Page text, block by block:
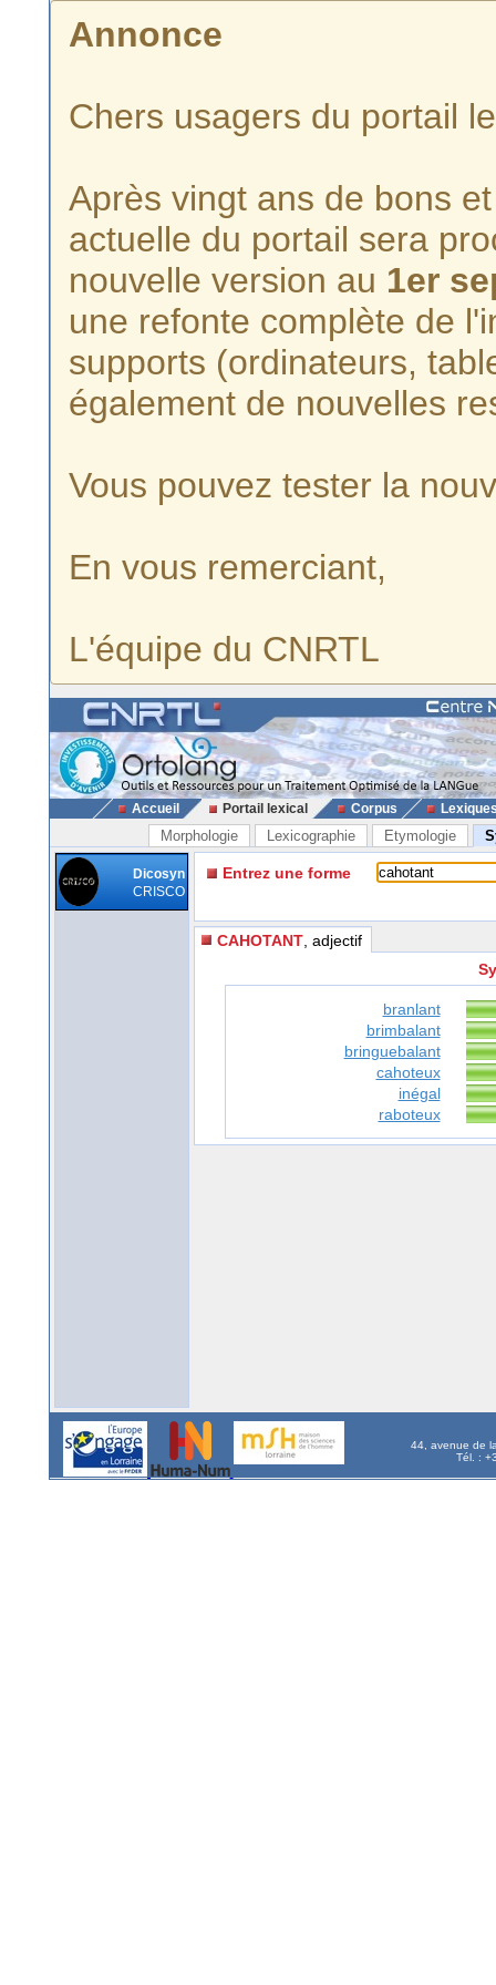
Annonce
Chers usagers du portail
Après vingt ans de bons
actuelle du portail sera
nouvelle version au 1er
une refonte complète de
supports (ordinateurs,
également de nouvelles
Vous pouvez tester la
En vous remerciant,
L'équipe du CNRTL
Accueil Portail lexical Corpus
Morphologie Lexicographie Etymologie
Dicosyn
CRISCO
Entrez une forme
CAHOTANT , adjectif
branlant
brimbalant
bringuebalant
cahoteux
inégal
raboteux
44, avenue de
Tél. :